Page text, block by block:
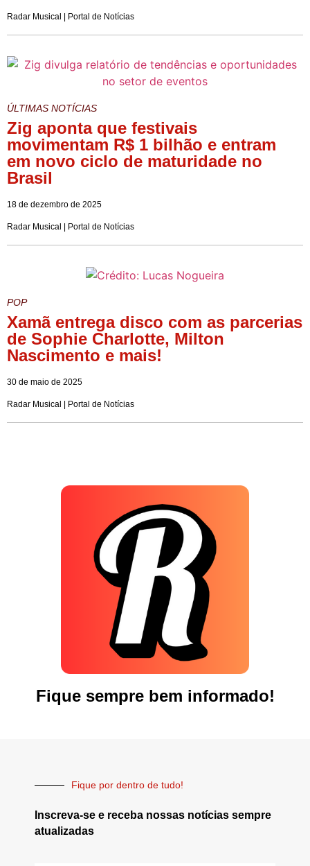
Radar Musical | Portal de Notícias
ÚLTIMAS NOTÍCIAS
Zig aponta que festivais
movimentam R$ 1 bilhão e entram
em novo ciclo de maturidade no
Brasil
18 de dezembro de 2025
Radar Musical | Portal de Notícias
POP
Xamã entrega disco com as parcerias
de Sophie Charlotte, Milton
Nascimento e mais!
30 de maio de 2025
Radar Musical | Portal de Notícias
Fique sempre bem informado!
Fique por dentro de tudo!
Inscreva-se e receba nossas notícias sempre
atualizadas